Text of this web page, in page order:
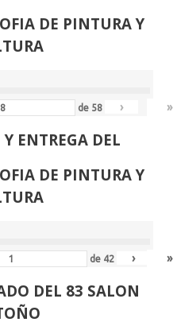
DE PINTURA Y
de 58 › »
ENTREGA DEL
DE PINTURA Y
de 42 › »
DEL 83 SALON